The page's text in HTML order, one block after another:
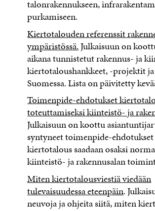
talonrakennukseen,
purkamiseen.
Kiertotalouden referenssit
ympäristössä.Julkaisuun on
aikana tunnistetut rakennus- ja
kiertotaloushankkeet, -projektit
Suomessa. Lista on päivitetty
Toimenpide-ehdotukset
toteuttamiseksi kiinteistö- ja
Julkaisuun on koottu
syntyneet toimenpide-
kiertotalous saadaan osaksi
kiinteistö- ja rakennusalan
Miten kiertotalousviestiä viedään
tulevaisuudessa eteenpäin.
neuvoja ja ohjeita siitä, miten